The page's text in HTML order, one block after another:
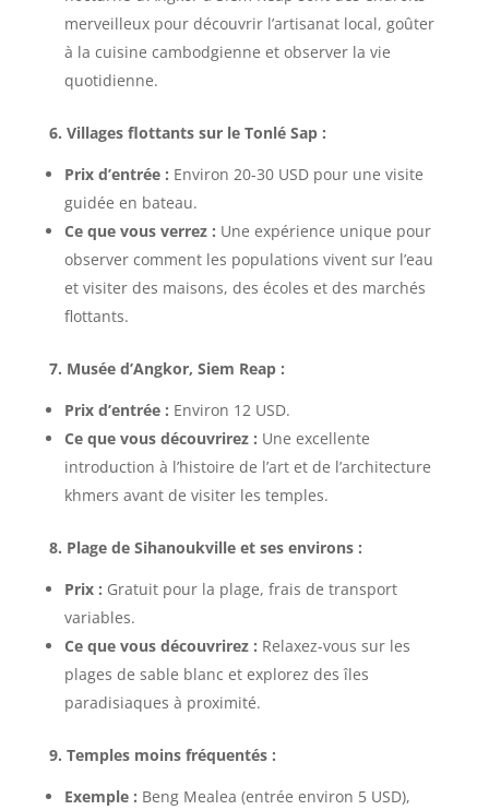
merveilleux pour découvrir l’artisanat local, goûter
à la cuisine cambodgienne et observer la vie
quotidienne.
6. Villages flottants sur le Tonlé Sap :
Prix d’entrée : Environ 20-30 USD pour une visite
guidée en bateau.
Ce que vous verrez : Une expérience unique pour
observer comment les populations vivent sur l’eau
et visiter des maisons, des écoles et des marchés
flottants.
7. Musée d’Angkor, Siem Reap :
Prix d’entrée : Environ 12 USD.
Ce que vous découvrirez : Une excellente
introduction à l’histoire de l’art et de l’architecture
khmers avant de visiter les temples.
8. Plage de Sihanoukville et ses environs :
Prix : Gratuit pour la plage, frais de transport
variables.
Ce que vous découvrirez : Relaxez-vous sur les
plages de sable blanc et explorez des îles
paradisiaques à proximité.
9. Temples moins fréquentés :
Exemple : Beng Mealea (entrée environ 5 USD),